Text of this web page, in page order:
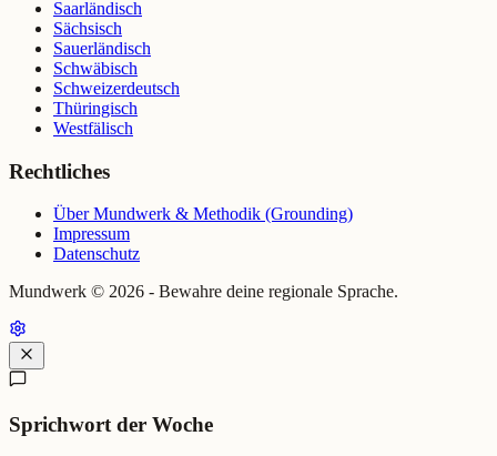
Saarländisch
Sächsisch
Sauerländisch
Schwäbisch
Schweizerdeutsch
Thüringisch
Westfälisch
Rechtliches
Über Mundwerk & Methodik (Grounding)
Impressum
Datenschutz
Mundwerk © 2026 - Bewahre deine regionale Sprache.
Sprichwort der Woche